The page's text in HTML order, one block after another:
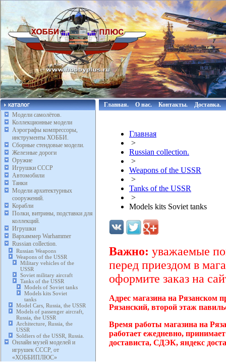
Модели самолётов.
Коллекционные модели
Аэрографы компрессоры,
инструменты ХОББИ.
Сборные стендовые модели.
Железные дороги
Оружие
Игрушки СССР
Автомобили
Танки
Модели архитектурных
сооружений.
Корабли
Полки, витрины, подставки для
коллекций.
Игрушки
Вархаммер Warhammer
Russian collection.
Russian Weapons
Weapons of the USSR
Military vehicles of the
USSR
Soviet military aircraft
Tanks of the USSR
Models of Soviet tanks
Models kits Soviet
tanks
Model Cars, Russia, the USSR
Models of passenger aircraft,
Russia, the USSR
Architecture, Russia, the
USSR
Soldiers of the USSR, Russia.
Онлайн музей моделей и
игрушек СССР, от
«ХОББИПЛЮС»
Главная. О нас. Контакты. Доставка.
Главная
>
Russian collection.
>
Weapons of the USSR
>
Tanks of the USSR
>
Models kits Soviet tanks
Важно: уважаемые
перед приездом в
оформите заказ на
Адрес магазина на Рязанском
Рязанский, второй этаж
Время работы магазина на
работает ежедневно,
достависта, СДЭК, яндекс